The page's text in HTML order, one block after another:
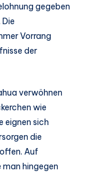
gegeben
Vorrang
der
verwöhnen
wie
eignen sich
die
Auf
hingegen